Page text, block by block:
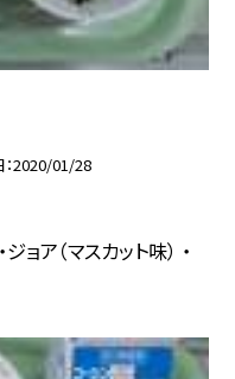
2020/01/28
ア（マスカット味） ・